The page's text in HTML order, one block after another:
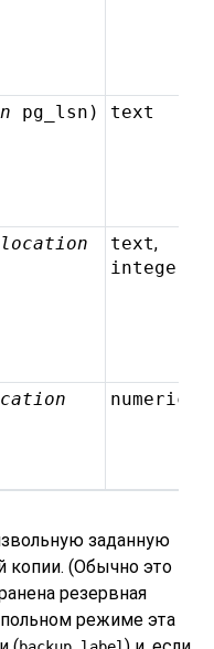
pg_lsn ) text
location
text,
integer
numeric
заданную
копии. (Обычно это
резервная
режиме эта